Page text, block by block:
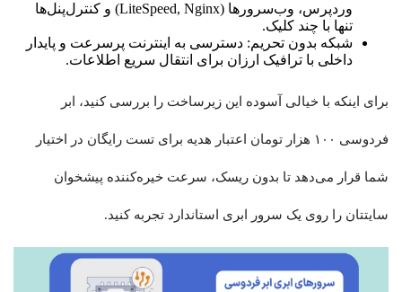
وردپرس، وب‌سرورها (LiteSpeed, Nginx) و کنترل‌پنل‌ها
تنها با چند کلیک.
شبکه بدون تحریم: دسترسی به اینترنت پرسرعت و پایدار
داخلی با ترافیک ارزان برای انتقال سریع اطلاعات.
برای اینکه با خیالی آسوده این زیرساخت را بررسی کنید، ابر
فردوسی ۱۰۰ هزار تومان اعتبار هدیه برای تست رایگان در اختیار
شما قرار می‌دهد تا بدون ریسک، سرعت خیره‌کننده پیشخوان
سایتتان را روی یک سرور ابری استاندارد تجربه کنید.